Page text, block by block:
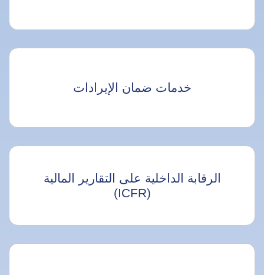
خدمات ضمان الإيرادات
الرقابة الداخلية على التقارير المالية
(ICFR)